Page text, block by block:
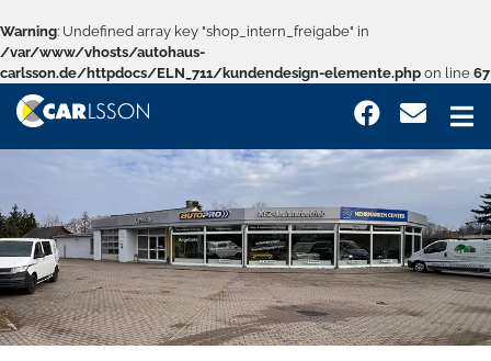
Warning: Undefined array key "shop_intern_freigabe" in
/var/www/vhosts/autohaus-
carlsson.de/httpdocs/ELN_711/kundendesign-elemente.php on line 67